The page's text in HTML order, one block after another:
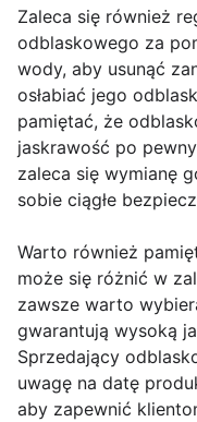
Zaleca się również
odblaskowego za
wody, aby usunąć
osłabiać jego
pamiętać, że
jaskrawość po
zaleca się wymianę
sobie ciągłe
Warto również
może się różnić w
zawsze warto
gwarantują wysoką
Sprzedający
uwagę na datę
aby zapewnić